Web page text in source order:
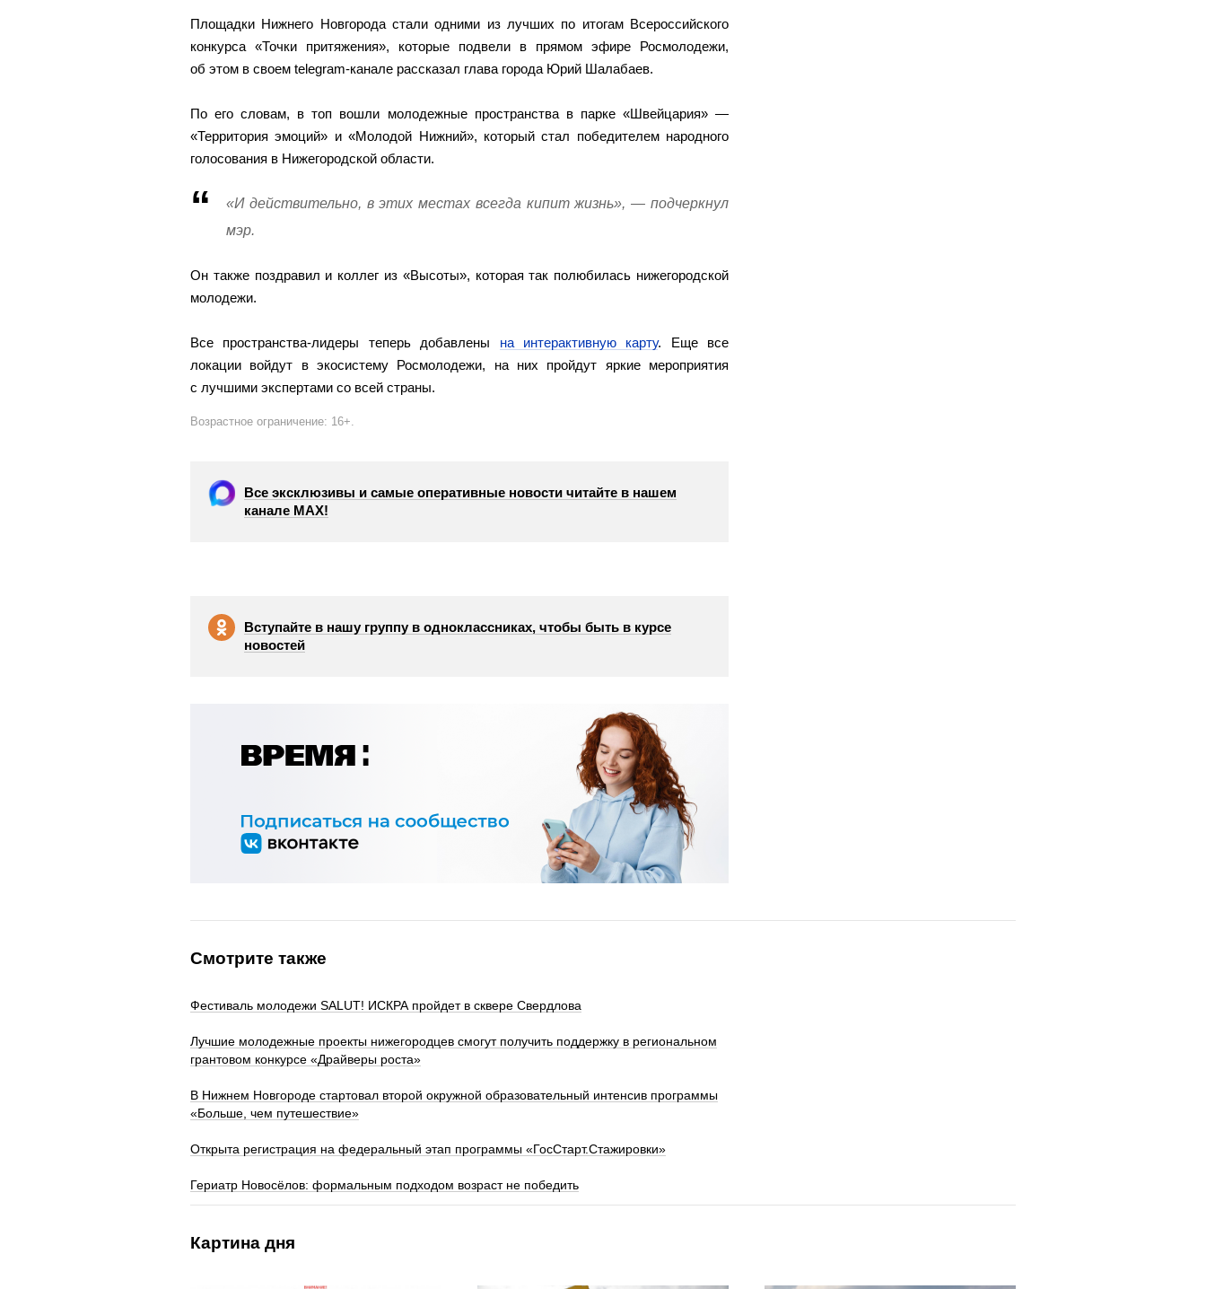
Площадки Нижнего Новгорода стали одними из лучших по итогам Всероссийского
конкурса «Точки притяжения», которые подвели в прямом эфире Росмолодежи,
об этом в своем telegram-канале рассказал глава города Юрий Шалабаев.
По его словам, в топ вошли молодежные пространства в парке «Швейцария» —
«Территория эмоций» и «Молодой Нижний», который стал победителем народного
голосования в Нижегородской области.
«И действительно, в этих местах всегда кипит жизнь», — подчеркнул
мэр.
Он также поздравил и коллег из «Высоты», которая так полюбилась нижегородской
молодежи.
Все пространства-лидеры теперь добавлены на интерактивную карту. Еще все
локации войдут в экосистему Росмолодежи, на них пройдут яркие мероприятия
с лучшими экспертами со всей страны.
Возрастное ограничение: 16+.
Все эксклюзивы и самые оперативные новости читайте в нашем
канале МАХ!
Вступайте в нашу группу в одноклассниках, чтобы быть в курсе
новостей
Смотрите также
Фестиваль молодежи SALUT! ИСКРА пройдет в сквере Свердлова
Лучшие молодежные проекты нижегородцев смогут получить поддержку в региональном
грантовом конкурсе «Драйверы роста»
В Нижнем Новгороде стартовал второй окружной образовательный интенсив программы
«Больше, чем путешествие»
Открыта регистрация на федеральный этап программы «ГосСтарт.Стажировки»
Гериатр Новосёлов: формальным подходом возраст не победить
Картина дня